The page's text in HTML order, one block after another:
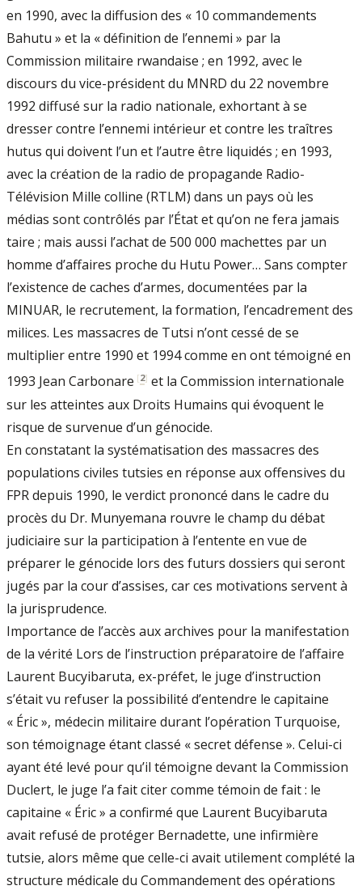
en 1990, avec la diffusion des « 10 commandements
Bahutu » et la « définition de l’ennemi » par la
Commission militaire rwandaise ; en 1992, avec le
discours du vice-président du MNRD du 22 novembre
1992 diffusé sur la radio nationale, exhortant à se
dresser contre l’ennemi intérieur et contre les traîtres
hutus qui doivent l’un et l’autre être liquidés ; en 1993,
avec la création de la radio de propagande Radio-
Télévision Mille colline (RTLM) dans un pays où les
médias sont contrôlés par l’État et qu’on ne fera jamais
taire ; mais aussi l’achat de 500 000 machettes par un
homme d’affaires proche du Hutu Power… Sans compter
l’existence de caches d’armes, documentées par la
MINUAR, le recrutement, la formation, l’encadrement des
milices. Les massacres de Tutsi n’ont cessé de se
multiplier entre 1990 et 1994 comme en ont témoigné en
1993 Jean Carbonare [2] et la Commission internationale
sur les atteintes aux Droits Humains qui évoquent le
risque de survenue d’un génocide.
En constatant la systématisation des massacres des
populations civiles tutsies en réponse aux offensives du
FPR depuis 1990, le verdict prononcé dans le cadre du
procès du Dr. Munyemana rouvre le champ du débat
judiciaire sur la participation à l’entente en vue de
préparer le génocide lors des futurs dossiers qui seront
jugés par la cour d’assises, car ces motivations servent à
la jurisprudence.
Importance de l’accès aux archives pour la manifestation
de la vérité Lors de l’instruction préparatoire de l’affaire
Laurent Bucyibaruta, ex-préfet, le juge d’instruction
s’était vu refuser la possibilité d’entendre le capitaine
« Éric », médecin militaire durant l’opération Turquoise,
son témoignage étant classé « secret défense ». Celui-ci
ayant été levé pour qu’il témoigne devant la Commission
Duclert, le juge l’a fait citer comme témoin de fait : le
capitaine « Éric » a confirmé que Laurent Bucyibaruta
avait refusé de protéger Bernadette, une infirmière
tutsie, alors même que celle-ci avait utilement complété la
structure médicale du Commandement des opérations